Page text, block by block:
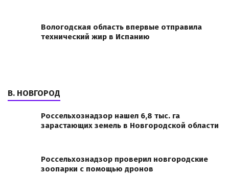
Вологодская область впервые отправила
технический жир в Испанию
В. НОВГОРОД
Россельхознадзор нашел 6,8 тыс. га
зарастающих земель в Новгородской области
Россельхознадзор проверил новгородские
зоопарки с помощью дронов